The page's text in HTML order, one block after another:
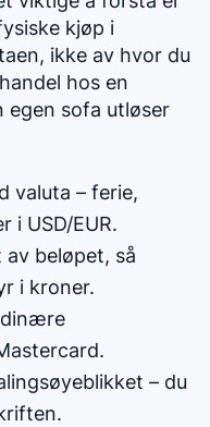
kjøp i
ikke av hvor du
hos en
egen sofa utløser
valuta – ferie,
i USD/EUR.
av beløpet, så
i kroner.
– du